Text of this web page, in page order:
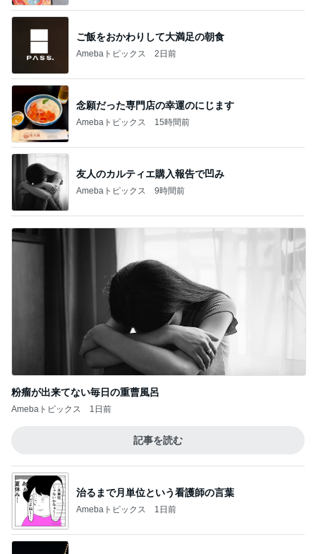
ご飯をおかわりして大満足の朝食
Amebaトピックス 2日前
念願だった専門店の幸運のにじます
Amebaトピックス 15時間前
友人のカルティエ購入報告で凹み
Amebaトピックス 9時間前
粉瘤が出来てない毎日の重曹風呂
Amebaトピックス 1日前
記事を読む
治るまで月単位という看護師の言葉
Amebaトピックス 1日前